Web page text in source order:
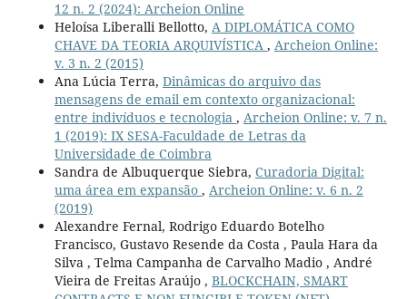
12 n. 2 (2024): Archeion Online
Heloísa Liberalli Bellotto, A DIPLOMÁTICA COMO
CHAVE DA TEORIA ARQUIVÍSTICA , Archeion Online:
v. 3 n. 2 (2015)
Ana Lúcia Terra, Dinâmicas do arquivo das
mensagens de email em contexto organizacional:
entre indivíduos e tecnologia , Archeion Online: v. 7 n.
1 (2019): IX SESA-Faculdade de Letras da
Universidade de Coimbra
Sandra de Albuquerque Siebra, Curadoria Digital:
uma área em expansão , Archeion Online: v. 6 n. 2
(2019)
Alexandre Fernal, Rodrigo Eduardo Botelho
Francisco, Gustavo Resende da Costa , Paula Hara da
Silva , Telma Campanha de Carvalho Madio , André
Vieira de Freitas Araújo , BLOCKCHAIN, SMART